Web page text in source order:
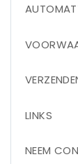
LINKS
NEEM